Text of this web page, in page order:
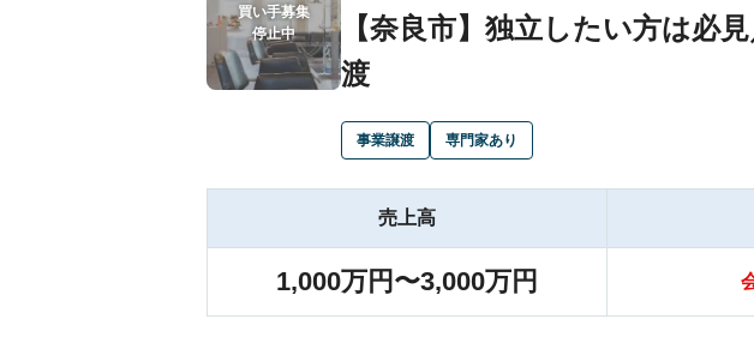
買い手募集
停止中
【奈良市】独立したい方は必
渡
事業譲渡 専門家あり
売上高
1,000万円〜3,000万円